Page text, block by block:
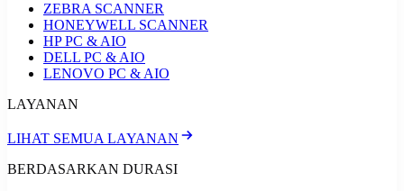
ZEBRA SCANNER
HONEYWELL SCANNER
HP PC & AIO
DELL PC & AIO
LENOVO PC & AIO
LAYANAN
LIHAT SEMUA LAYANAN
BERDASARKAN DURASI